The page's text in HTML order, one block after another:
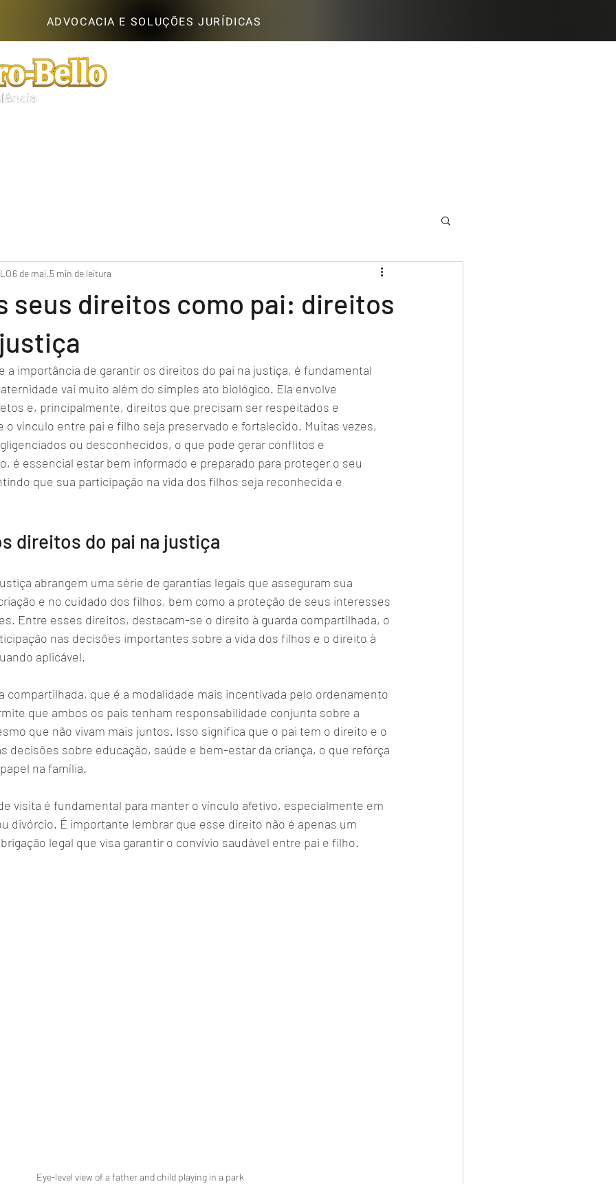
ADVOCACIA E SOLUÇÕES JURÍDICAS
seus direitos como pai: direitos
6 de mai. 5 min de leitura
a importância de garantir os direitos do pai na justiça, é fundamental
vai muito além do simples ato biológico. Ela envolve
e, principalmente, direitos que precisam ser respeitados e
o vínculo entre pai e filho seja preservado e fortalecido. Muitas vezes,
ou desconhecidos, o que pode gerar conflitos e
é essencial estar bem informado e preparado para proteger o seu
que sua participação na vida dos filhos seja reconhecida e
direitos do pai na justiça
abrangem uma série de garantias legais que asseguram sua
e no cuidado dos filhos, bem como a proteção de seus interesses
Entre esses direitos, destacam-se o direito à guarda compartilhada, o
nas decisões importantes sobre a vida dos filhos e o direito à
aplicável.
compartilhada, que é a modalidade mais incentivada pelo ordenamento
que ambos os pais tenham responsabilidade conjunta sobre a
que não vivam mais juntos. Isso significa que o pai tem o direito e o
decisões sobre educação, saúde e bem-estar da criança, o que reforça
na família.
visita é fundamental para manter o vínculo afetivo, especialmente em
divórcio. É importante lembrar que esse direito não é apenas um
legal que visa garantir o convívio saudável entre pai e filho.
Eye-level view of a father and child playing in a park